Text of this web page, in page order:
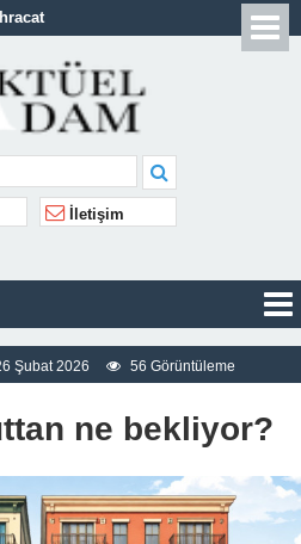
Sánchez
yüzde 89’a
merkezi
İletişim
Şubat 2026 56 Görüntüleme
ne bekliyor?